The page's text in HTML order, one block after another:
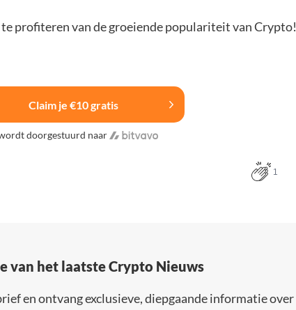
profiteren van de groeiende populariteit van Crypto!
Claim je €10 gratis
doorgestuurd naar
1
van het laatste Crypto Nieuws
en ontvang exclusieve, diepgaande informatie over